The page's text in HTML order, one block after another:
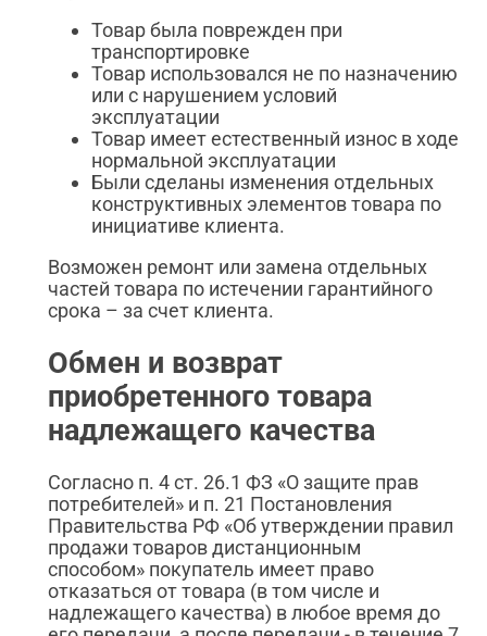
Товар была поврежден при
транспортировке
Товар использовался не по назначению
или с нарушением условий
эксплуатации
Товар имеет естественный износ в ходе
нормальной эксплуатации
Были сделаны изменения отдельных
конструктивных элементов товара по
инициативе клиента.
Возможен ремонт или замена отдельных
частей товара по истечении гарантийного
срока – за счет клиента.
Обмен и возврат
приобретенного товара
надлежащего качества
Согласно п. 4 ст. 26.1 ФЗ «О защите прав
потребителей» и п. 21 Постановления
Правительства РФ «Об утверждении правил
продажи товаров дистанционным
способом» покупатель имеет право
отказаться от товара (в том числе и
надлежащего качества) в любое время до